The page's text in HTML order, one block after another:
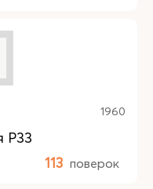
1960
Р33
113 поверок